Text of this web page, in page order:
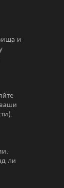
и
ли